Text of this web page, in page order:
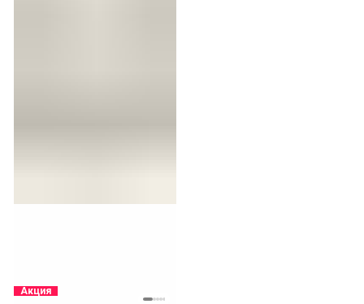
Акция